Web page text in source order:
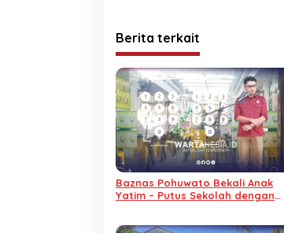
Berita terkait
Baznas Pohuwato Bekali Anak
Yatim – Putus Sekolah dengan